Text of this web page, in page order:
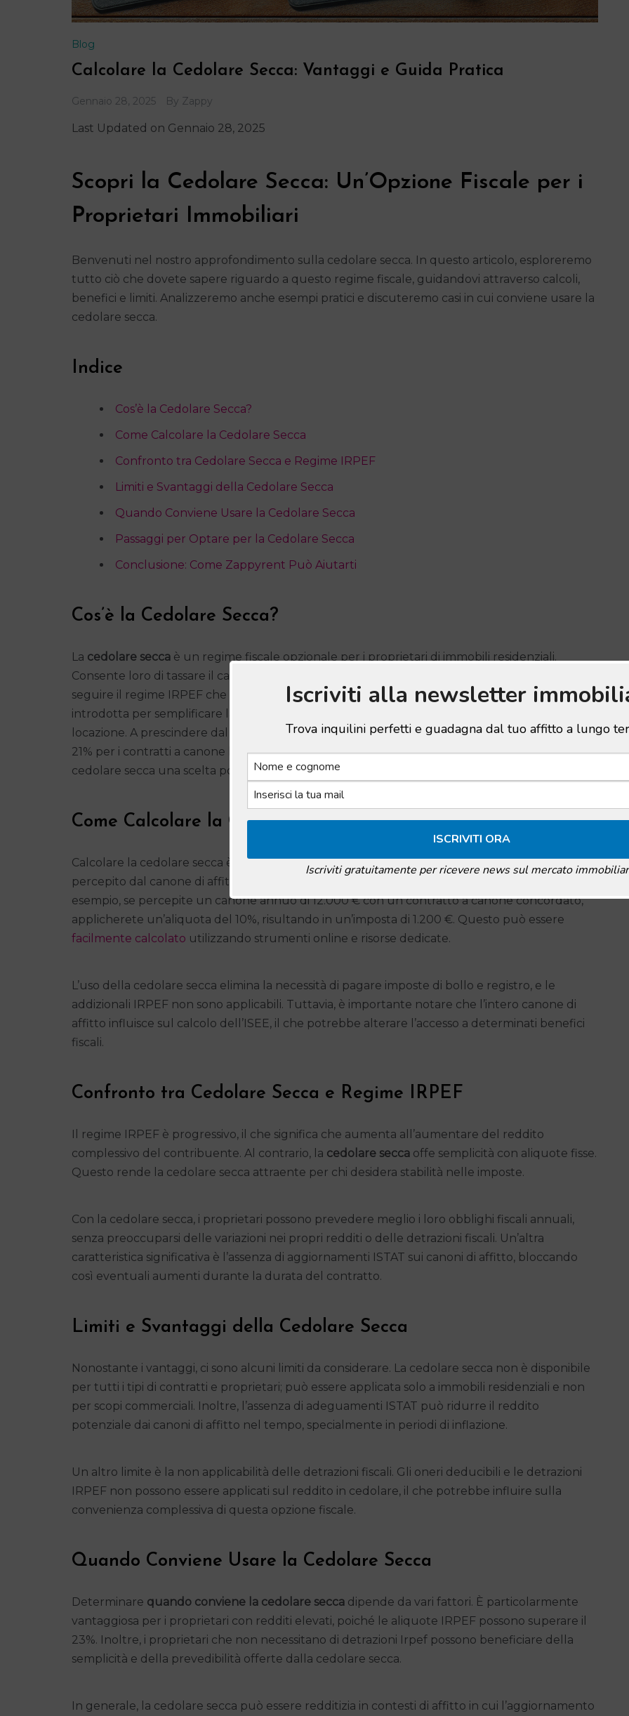
Blog
Calcolare la Cedolare Secca: Vantaggi e Guida Pratica
Gennaio 28, 2025 By Zappy
Last Updated on Gennaio 28, 2025
Scopri la Cedolare Secca: Un’Opzione Fiscale per i
Proprietari Immobiliari
Benvenuti nel nostro approfondimento sulla cedolare secca. In questo articolo, esploreremo
tutto ciò che dovete sapere riguardo a questo regime fiscale, guidandovi attraverso calcoli,
benefici e limiti. Analizzeremo anche esempi pratici e discuteremo casi in cui conviene usare la
cedolare secca.
Indice
Cos’è la Cedolare Secca?
Come Calcolare la Cedolare Secca
Confronto tra Cedolare Secca e Regime IRPEF
Limiti e Svantaggi della Cedolare Secca
Quando Conviene Usare la Cedolare Secca
Passaggi per Optare per la Cedolare Secca
Conclusione: Come Zappyrent Può Aiutarti
Cos’è la Cedolare Secca?
La cedolare secca è un regime fiscale opzionale per i proprietari di immobili residenziali.
Consente loro di tassare il canone di affitto percepito con un’aliquota fissa, piuttosto che
seguire il regime IRPEF che varia a seconda del reddito complessivo. Questa opzione è stata
introdotta per semplificare la tassazione degli affitti e incentivare il regolare contratto di
locazione. A prescindere dal reddito personale del proprietario, le aliquote fisse si applicano:
21% per i contratti a canone libero e 10% per quelli a canone concordato. Questo ha reso la
cedolare secca una scelta popolare tra molti proprietari.
Come Calcolare la Cedolare Secca
Calcolare la cedolare secca è relativamente semplice. La base imponibile è il reddito annuo
percepito dal canone di affitto. Applica poi l’aliquota fissa applicabile al tipo di contratto. Ad
esempio, se percepite un canone annuo di 12.000 € con un contratto a canone concordato,
applicherete un’aliquota del 10%, risultando in un’imposta di 1.200 €. Questo può essere
facilmente calcolato utilizzando strumenti online e risorse dedicate.
L’uso della cedolare secca elimina la necessità di pagare imposte di bollo e registro, e le
addizionali IRPEF non sono applicabili. Tuttavia, è importante notare che l’intero canone di
affitto influisce sul calcolo dell’ISEE, il che potrebbe alterare l’accesso a determinati benefici
fiscali.
Confronto tra Cedolare Secca e Regime IRPEF
Il regime IRPEF è progressivo, il che significa che aumenta all’aumentare del reddito
complessivo del contribuente. Al contrario, la cedolare secca offe semplicità con aliquote fisse.
Questo rende la cedolare secca attraente per chi desidera stabilità nelle imposte.
Con la cedolare secca, i proprietari possono prevedere meglio i loro obblighi fiscali annuali,
senza preoccuparsi delle variazioni nei propri redditi o delle detrazioni fiscali. Un’altra
caratteristica significativa è l’assenza di aggiornamenti ISTAT sui canoni di affitto, bloccando
così eventuali aumenti durante la durata del contratto.
Limiti e Svantaggi della Cedolare Secca
Nonostante i vantaggi, ci sono alcuni limiti da considerare. La cedolare secca non è disponibile
per tutti i tipi di contratti e proprietari; può essere applicata solo a immobili residenziali e non
per scopi commerciali. Inoltre, l’assenza di adeguamenti ISTAT può ridurre il reddito
potenziale dai canoni di affitto nel tempo, specialmente in periodi di inflazione.
Un altro limite è la non applicabilità delle detrazioni fiscali. Gli oneri deducibili e le detrazioni
IRPEF non possono essere applicati sul reddito in cedolare, il che potrebbe influire sulla
convenienza complessiva di questa opzione fiscale.
Quando Conviene Usare la Cedolare Secca
Determinare quando conviene la cedolare secca dipende da vari fattori. È particolarmente
vantaggiosa per i proprietari con redditi elevati, poiché le aliquote IRPEF possono superare il
23%. Inoltre, i proprietari che non necessitano di detrazioni Irpef possono beneficiare della
semplicità e della prevedibilità offerte dalla cedolare secca.
In generale, la cedolare secca può essere redditizia in contesti di affitto in cui l’aggiornamento
Iscriviti alla newsletter
Trova inquilini perfetti e guadagna dal tuo affitto a lungo
Iscriviti gratuitamente per ricevere news sul mercato